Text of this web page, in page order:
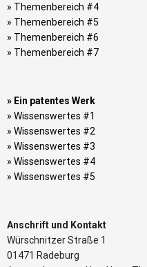
» Themenbereich #4
» Themenbereich #5
» Themenbereich #6
» Themenbereich #7
» Ein patentes Werk
» Wissenswertes #1
» Wissenswertes #2
» Wissenswertes #3
» Wissenswertes #4
» Wissenswertes #5
Anschrift und Kontakt
Würschnitzer Straße 1
01471 Radeburg